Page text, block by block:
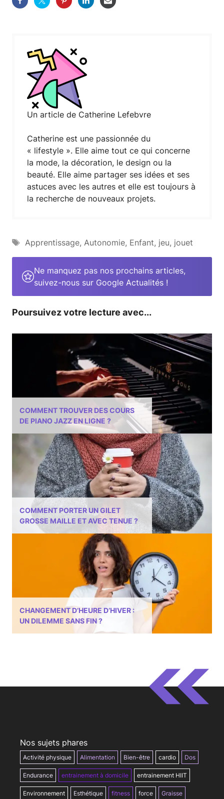
Un article de Catherine Lefebvre
Catherine est une passionnée du
« lifestyle ». Elle aime tout ce qui concerne
la mode, la décoration, le design ou la
beauté. Elle aime partager ses idées et ses
astuces avec les autres et elle est toujours à
la recherche de nouveaux projets.
Étiquettes
Apprentissage, Autonomie, Enfant, jeu, jouet
Ne manquez pas nos prochains articles,
suivez-nous sur Google Actualités !
COMMENT TROUVER DES COURS
DE PIANO JAZZ EN LIGNE ?
COMMENT PORTER UN GILET
GROSSE MAILLE ET AVEC TENUE ?
CHANGEMENT D’HEURE D’HIVER :
UN DILEMME SANS FIN ?
Poursuivez votre lecture avec...
Nos sujets phares
Activité physique Alimentation Bien-être cardio Dos
Endurance entrainement à domicile entrainement HIIT
Environnement Esthétique fitness force Graisse